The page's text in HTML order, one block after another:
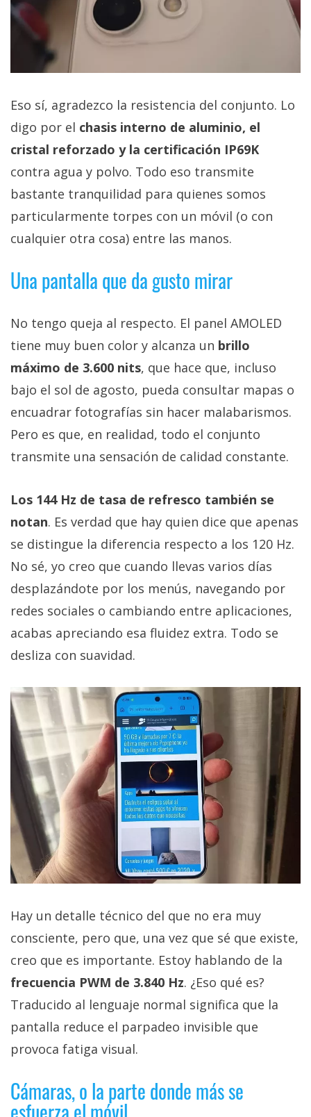
Eso sí, agradezco la resistencia del conjunto. Lo
digo por el chasis interno de aluminio, el
cristal reforzado y la certificación IP69K
contra agua y polvo. Todo eso transmite
bastante tranquilidad para quienes somos
particularmente torpes con un móvil (o con
cualquier otra cosa) entre las manos.
Una pantalla que da gusto mirar
No tengo queja al respecto. El panel AMOLED
tiene muy buen color y alcanza un brillo
máximo de 3.600 nits, que hace que, incluso
bajo el sol de agosto, pueda consultar mapas o
encuadrar fotografías sin hacer malabarismos.
Pero es que, en realidad, todo el conjunto
transmite una sensación de calidad constante.
Los 144 Hz de tasa de refresco también se
notan. Es verdad que hay quien dice que apenas
se distingue la diferencia respecto a los 120 Hz.
No sé, yo creo que cuando llevas varios días
desplazándote por los menús, navegando por
redes sociales o cambiando entre aplicaciones,
acabas apreciando esa fluidez extra. Todo se
desliza con suavidad.
Hay un detalle técnico del que no era muy
consciente, pero que, una vez que sé que existe,
creo que es importante. Estoy hablando de la
frecuencia PWM de 3.840 Hz. ¿Eso qué es?
Traducido al lenguaje normal significa que la
pantalla reduce el parpadeo invisible que
provoca fatiga visual.
Cámaras, o la parte donde más se